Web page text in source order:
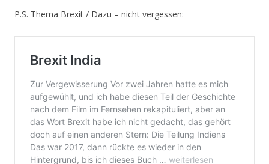
P.S. Thema Brexit / Dazu – nicht vergessen: